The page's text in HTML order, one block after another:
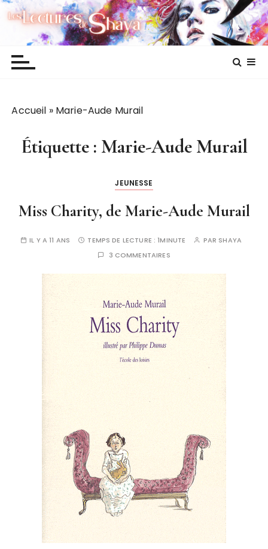
P
Les lectures de Shaya
Accueil » Marie-Aude Murail
Étiquette : Marie-Aude Murail
JEUNESSE
Miss Charity, de Marie-Aude Murail
IL Y A 11 ANS TEMPS DE LECTURE :1MINUTE PAR SHAYA
3 COMMENTAIRES